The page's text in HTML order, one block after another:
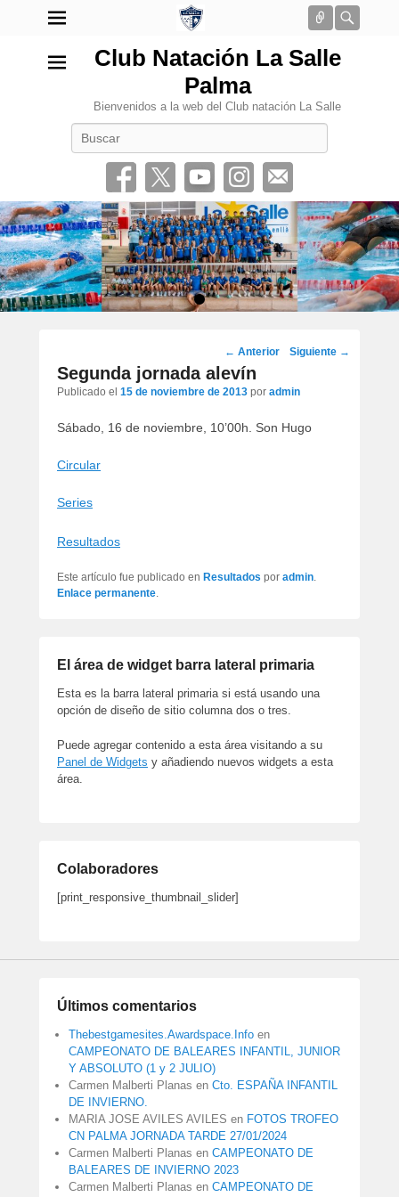
Conectar
Club Natación La Salle
Palma
Bienvenidos a la web del Club natación La Salle
•
Navegación
por
los
← Anterior Siguiente →
Segunda jornada alevín
Publicado el 15 de noviembre de 2013 por admin
Sábado, 16 de noviembre, 10’00h. Son Hugo
Circular
Series
Resultados
Este artículo fue publicado en Resultados por admin.
Enlace permanente.
El área de widget barra lateral primaria
Esta es la barra lateral primaria si está usando una
opción de diseño de sitio columna dos o tres.
Puede agregar contenido a esta área visitando a su
Panel de Widgets y añadiendo nuevos widgets a esta
área.
Colaboradores
[print_responsive_thumbnail_slider]
Últimos comentarios
Thebestgamesites.Awardspace.Info en
CAMPEONATO DE BALEARES INFANTIL, JUNIOR
Y ABSOLUTO (1 y 2 JULIO)
Carmen Malberti Planas en Cto. ESPAÑA INFANTIL
DE INVIERNO.
MARIA JOSE AVILES AVILES en FOTOS TROFEO
CN PALMA JORNADA TARDE 27/01/2024
Carmen Malberti Planas en CAMPEONATO DE
BALEARES DE INVIERNO 2023
Carmen Malberti Planas en CAMPEONATO DE